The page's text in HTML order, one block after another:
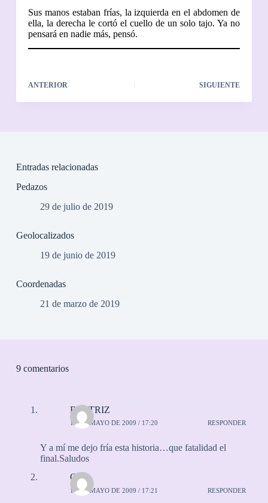
Sus manos estaban frías, la izquierda en el abdomen de
ella, la derecha le cortó el cuello de un solo tajo. Ya no
pensará en nadie más, pensó.
ANTERIOR SIGUIENTE
Entradas relacionadas
Pedazos
29 de julio de 2019
Geolocalizados
19 de junio de 2019
Coordenadas
21 de marzo de 2019
9 comentarios
BEATRIZ
15 DE MAYO DE 2009 / 17:20 RESPONDER
Y a mí me dejo fría esta historia…que fatalidad el
final.Saludos
QK
15 DE MAYO DE 2009 / 17:21 RESPONDER